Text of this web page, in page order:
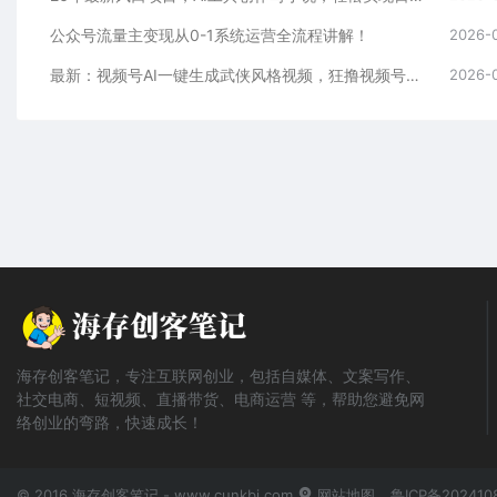
公众号流量主变现从0-1系统运营全流程讲解！ 2026-
最新：视频号AI一键生成武侠风格视频，狂撸视频号分成收益，学完轻松日入1000+ 2026-
海存创客笔记，专注互联网创业，包括自媒体、文案写作、
社交电商、短视频、直播带货、电商运营 等，帮助您避免网
络创业的弯路，快速成长！